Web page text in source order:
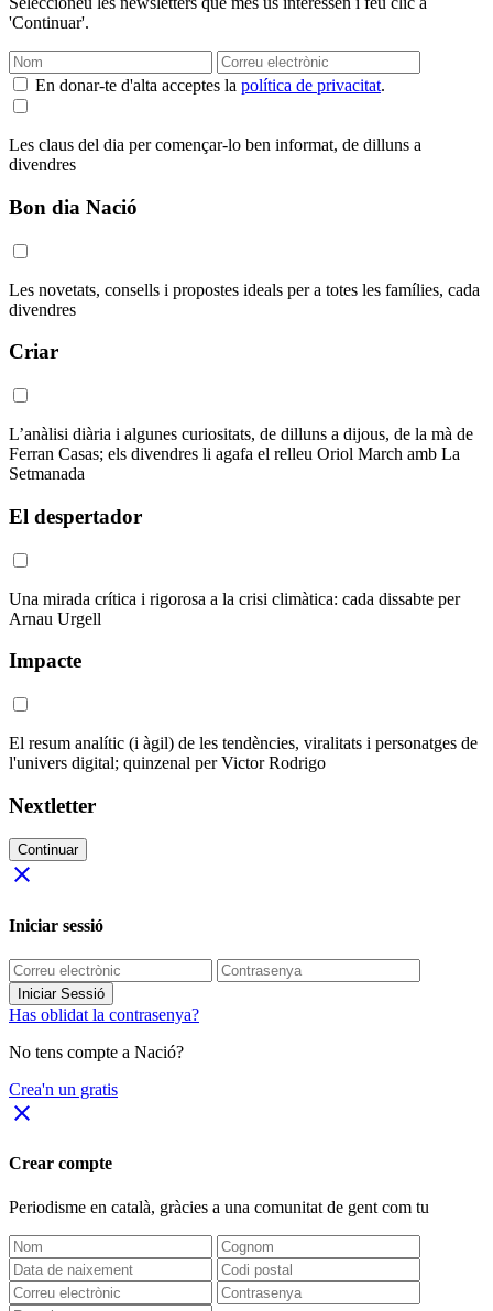
'Continuar'.
En donar-te d'alta acceptes la política de privacitat.
Les claus del dia per començar-lo ben informat, de dilluns a
divendres
Bon dia Nació
Les novetats, consells i propostes ideals per a totes les famílies, cada
divendres
Criar
L’anàlisi diària i algunes curiositats, de dilluns a dijous, de la mà de
Ferran Casas; els divendres li agafa el relleu Oriol March amb La
Setmanada
El despertador
Una mirada crítica i rigorosa a la crisi climàtica: cada dissabte per
Arnau Urgell
Impacte
El resum analític (i àgil) de les tendències, viralitats i personatges de
l'univers digital; quinzenal per Victor Rodrigo
Nextletter
Continuar
close
Iniciar sessió
Iniciar Sessió
Has oblidat la contrasenya?
No tens compte a Nació?
Crea'n un gratis
close
Crear compte
Periodisme en català, gràcies a una comunitat de gent com tu